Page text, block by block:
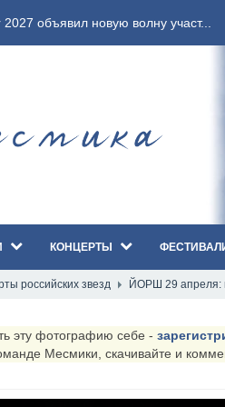
объявил новую волну участ...
2026 полностью распродан
на большие экраны с новым
2026: открыт новый портал Cash...
фестиваль HAMMER FEST
КОНЦЕРТЫ
российских звезд ЙОРШ 29 апреля:
эту фотографию себе -
Месмики, скачивайте и